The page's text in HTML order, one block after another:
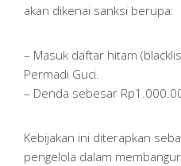
akan dikenai sanksi berupa:
– Masuk daftar hitam
Permadi Guci.
– Denda sebesar
Kebijakan ini diterapkan
pengelola dalam